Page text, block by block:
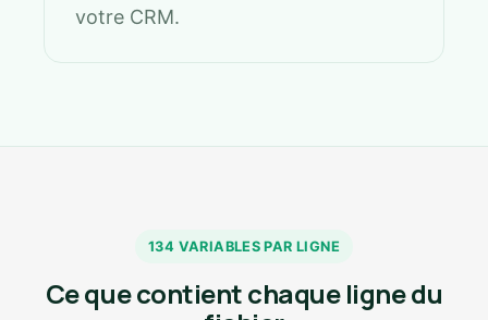
votre CRM.
134 VARIABLES PAR LIGNE
Ce que contient chaque ligne du